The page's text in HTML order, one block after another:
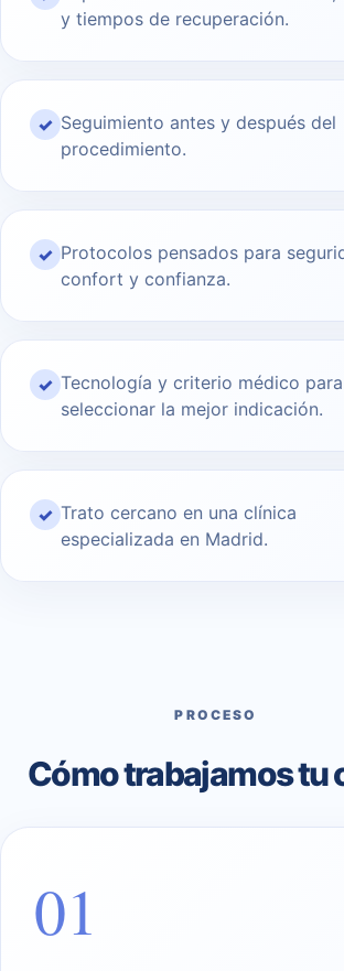
y tiempos de recuperación.
✓ Seguimiento antes y después del
procedimiento.
✓ Protocolos pensados para
confort y confianza.
✓ Tecnología y criterio médico para
seleccionar la mejor indicación.
✓ Trato cercano en una clínica
especializada en Madrid.
PROCESO
Cómo trabajamos tu
01